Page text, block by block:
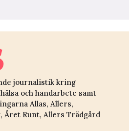
journalistik kring
och handarbete samt
Allas, Allers,
Året Runt, Allers Trädgård